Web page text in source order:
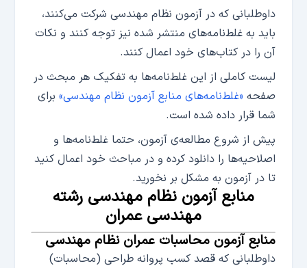
داوطلبانی که در آزمون نظام مهندسی شرکت می‌کنند،
باید به غلط‌نامه‌های منتشر شده نیز توجه کنند و نکات
آن را در کتاب‌های خود اعمال کنند.
لیست کاملی از این غلط‌نامه‌ها به تفکیک هر مبحث در
صفحه «غلط‌نامه‌های منابع آزمون نظام مهندسی» برای
شما قرار داده شده است.
پیش از شروع مطالعه‌ی آزمون، حتما غلط‌نامه‌ها و
اصلاحیه‌ها را دانلود کرده و در مباحث خود اعمال کنید
تا در آزمون به مشکل بر نخورید.
منابع آزمون نظام مهندسی رشته
مهندسی عمران
منابع آزمون محاسبات عمران نظام مهندسی
داوطلبانی که قصد کسب پروانه طراحی (محاسبات)